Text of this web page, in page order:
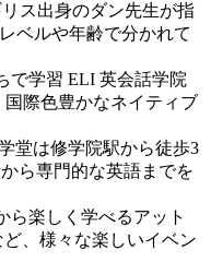
ス出身のダン先生が指
ベルや年齢で分かれて
で学習 ELI 英会話学院
際色豊かなネイティブ
堂は修学院駅から徒歩3
ら専門的な英語までを
ら楽しく学べるアット
、様々な楽しいイベン